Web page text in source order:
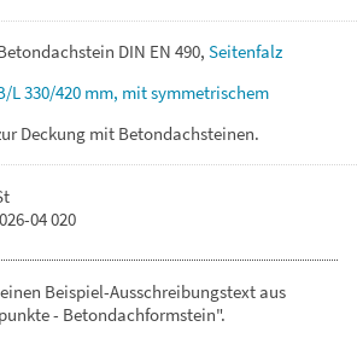
DIN EN 490, Seitenfalz
L330/420 mm, mitsymmetrischem
Deckung mit Betondachsteinen.
04 020
Beispiel-Ausschreibungstext aus
- Betondachformstein".